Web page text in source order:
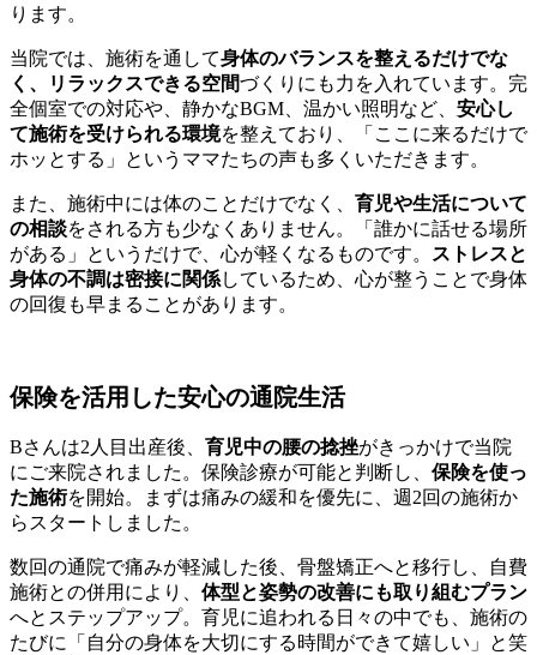
ります。
当院では、施術を通して身体のバランスを整えるだけでな
く、リラックスできる空間づくりにも力を入れています。完
全個室での対応や、静かなBGM、温かい照明など、 安心し
て施術を受けられる環境を整えており、「ここに来るだけで
ホッとする」というママたちの声も多くいただきます。
また、施術中には体のことだけでなく、 育児や生活について
の相談をされる方も少なくありません。「誰かに話せる場所
がある」というだけで、心が軽くなるものです。
ストレスと
身体の不調は密接に関係しているため、心が整うことで身体
の回復も早まることがあります。
保険を活用した安心の通院生活
Bさんは2人目出産後、 育児中の腰の捻挫がきっかけで当院
にご来院されました。保険診療が可能と判断し、 保険を使っ
た施術を開始。まずは痛みの緩和を優先に、週2回の施術か
らスタートしました。
数回の通院で痛みが軽減した後、骨盤矯正へと移行し、自費
施術との併用により、 体型と姿勢の改善にも取り組むプラン
へとステップアップ。育児に追われる日々の中でも、施術の
たびに「自分の身体を大切にする時間ができて嬉しい」と笑